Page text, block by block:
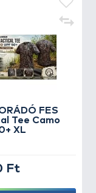
FES
Tee Camo
XL
Ft